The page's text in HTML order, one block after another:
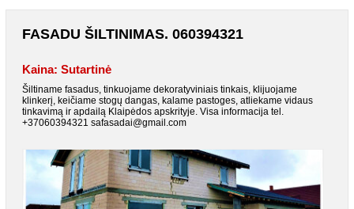
FASADU ŠILTINIMAS. 060394321
Kaina: Sutartinė
Šiltiname fasadus, tinkuojame dekoratyviniais tinkais, klijuojame
klinkerį, keičiame stogų dangas, kalame pastoges, atliekame vidaus
tinkavimą ir apdailą Klaipėdos apskrityje. Visa informacija tel.
+37060394321 safasadai@gmail.com